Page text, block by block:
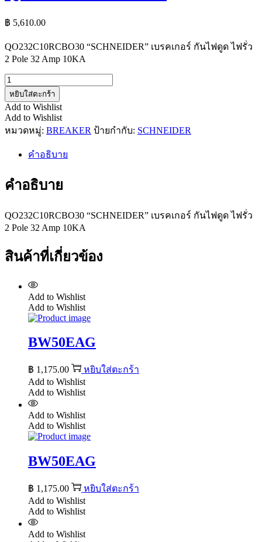
฿ 5,610.00
QO232C10RCBO30 “SCHNEIDER” เบรคเกอร์ กันไฟดูด ไฟรั่ว
2 Pole 32 Amp 10KA
จำนวน
QO232C10RCBO30
ชิ้น
หยิบใส่ตะกร้า
Add to Wishlist
Add to Wishlist
หมวดหมู่: BREAKER ป้ายกำกับ: SCHNEIDER
คำอธิบาย
คำอธิบาย
QO232C10RCBO30 “SCHNEIDER” เบรคเกอร์ กันไฟดูด ไฟรั่ว
2 Pole 32 Amp 10KA
สินค้าที่เกี่ยวข้อง
Add to Wishlist
Add to Wishlist
BW50EAG
฿ 1,175.00
หยิบใส่ตะกร้า
Add to Wishlist
Add to Wishlist
Add to Wishlist
Add to Wishlist
BW50EAG
฿ 1,175.00
หยิบใส่ตะกร้า
Add to Wishlist
Add to Wishlist
Add to Wishlist